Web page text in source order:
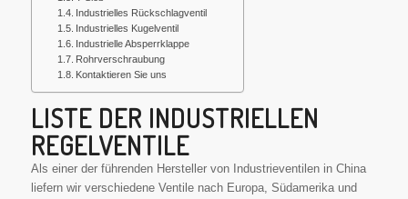
Industrielles Rückschlagventil
Industrielles Kugelventil
Industrielle Absperrklappe
Rohrverschraubung
Kontaktieren Sie uns
LISTE DER INDUSTRIELLEN
REGELVENTILE
Als einer der führenden Hersteller von Industrieventilen in China
liefern wir verschiedene Ventile nach Europa, Südamerika und